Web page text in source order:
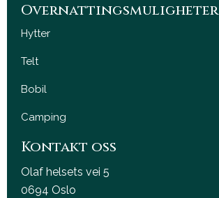
Overnattingsmuligheter
Hytter
Telt
Bobil
Camping
Kontakt oss
Olaf helsets vei 5
0694 Oslo